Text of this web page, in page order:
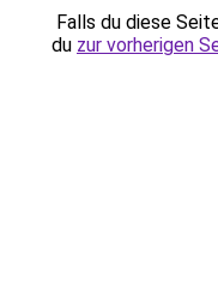
Falls du diese
du zur vorherigen